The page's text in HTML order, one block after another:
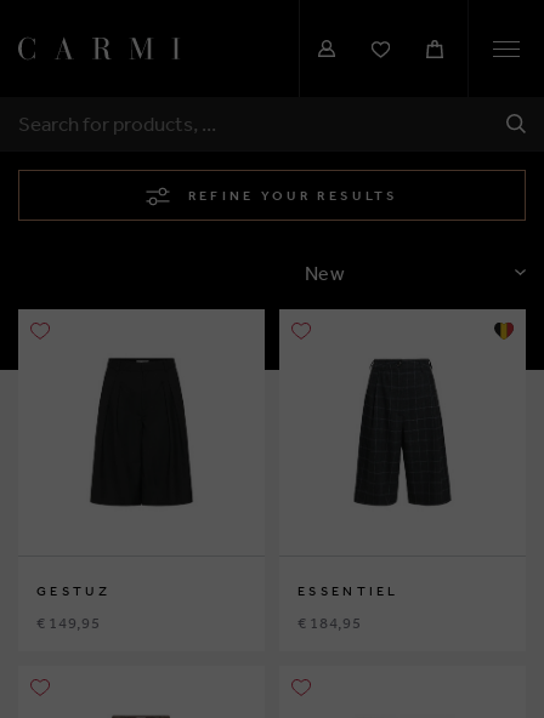
SEARCH
REFINE YOUR RESULTS
SORT
GESTUZ
€ 149,95
ESSENTIEL
€ 184,95